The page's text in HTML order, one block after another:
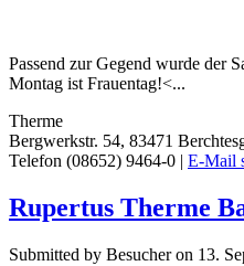
Passend zur Gegend wurde der
Montag ist Frauentag!<...
Therme
Bergwerkstr. 54, 83471
Telefon (08652) 9464-0 | E-Mail
Rupertus Therme
Submitted by Besucher on 13.